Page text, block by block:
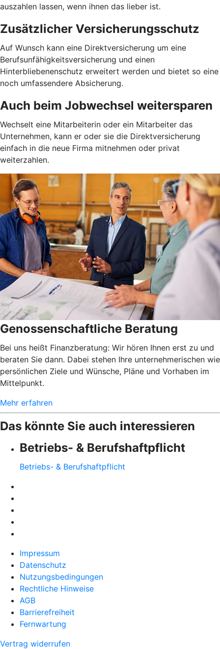
auszahlen lassen, wenn ihnen das lieber ist.
Zusätzlicher Versicherungsschutz
Auf Wunsch kann eine Direktversicherung um eine
Berufsunfähigkeitsversicherung und einen
Hinterbliebenenschutz erweitert werden und bietet so eine
noch umfassendere Absicherung.
Auch beim Jobwechsel weitersparen
Wechselt eine Mitarbeiterin oder ein Mitarbeiter das
Unternehmen, kann er oder sie die Direktversicherung
einfach in die neue Firma mitnehmen oder privat
weiterzahlen.
Genossenschaftliche Beratung
Bei uns heißt Finanzberatung: Wir hören Ihnen erst zu und
beraten Sie dann. Dabei stehen Ihre unternehmerischen wie
persönlichen Ziele und Wünsche, Pläne und Vorhaben im
Mittelpunkt.
Mehr erfahren
Das könnte Sie auch interessieren
Betriebs- & Berufshaftpflicht
Betriebs- & Berufshaftpflicht
Impressum
Datenschutz
Nutzungsbedingungen
Rechtliche Hinweise
AGB
Barrierefreiheit
Fernwartung
Vertrag widerrufen